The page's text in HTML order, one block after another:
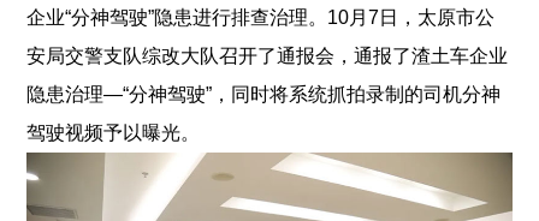
企业“分神驾驶”隐患进行排查治理。10月7日，太原市公
安局交警支队综改大队召开了通报会，通报了渣土车企业
隐患治理—“分神驾驶”，同时将系统抓拍录制的司机分神
驾驶视频予以曝光。